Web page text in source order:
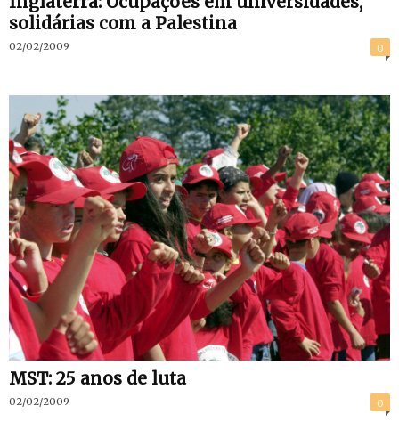
solidárias com a Palestina
02/02/2009 0
MST: 25 anos de luta
02/02/2009 0